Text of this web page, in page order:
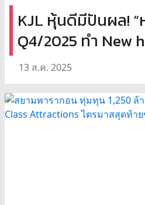
KJL หุ้นดีมีปันผล!
Q4/2025 ทำ New
13 ส.ค. 2025